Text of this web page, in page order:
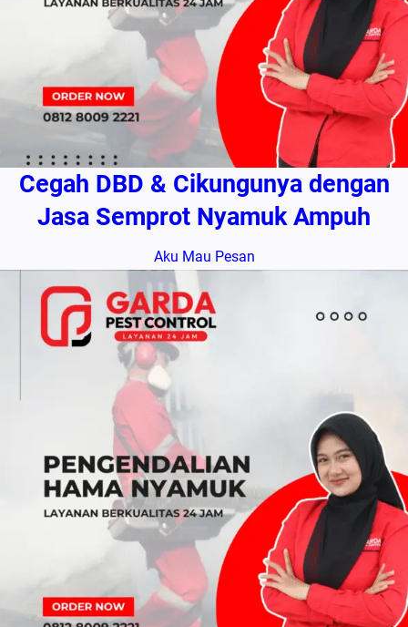
Cegah DBD & Cikungunya dengan
Jasa Semprot Nyamuk Ampuh
Aku Mau Pesan